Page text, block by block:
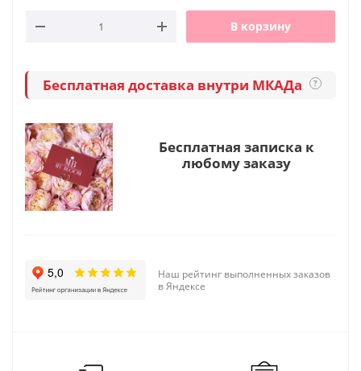
В корзину
Бесплатная доставка внутри МКАДа ?
Бесплатная записка к
любому заказу
Наш рейтинг выполненных заказов
в Яндексе